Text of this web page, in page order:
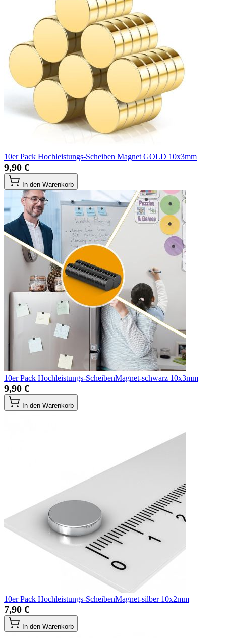
10er Pack Hochleistungs-Scheiben Magnet GOLD 10x3mm
9,90 €
In den Warenkorb
10er Pack Hochleistungs-ScheibenMagnet-schwarz 10x3mm
9,90 €
In den Warenkorb
10er Pack Hochleistungs-ScheibenMagnet-silber 10x2mm
7,90 €
In den Warenkorb